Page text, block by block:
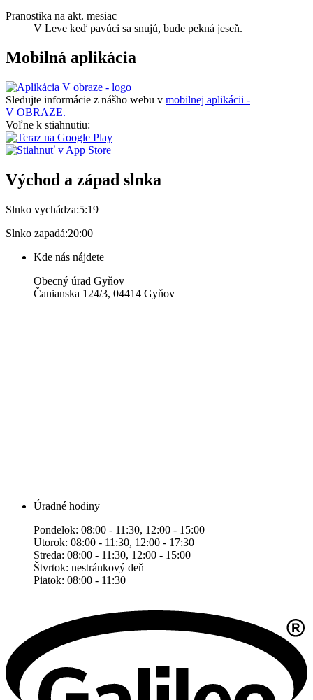
Pranostika na akt. mesiac
V Leve keď pavúci sa snujú, bude pekná jeseň.
Mobilná aplikácia
Sledujte informácie z nášho webu v mobilnej aplikácii -
V OBRAZE.
Voľne k stiahnutiu:
Východ a západ slnka
Slnko vychádza:5:19
Slnko zapadá:20:00
Kde nás nájdete
Obecný úrad Gyňov
Čanianska 124/3, 04414 Gyňov
Úradné hodiny
Pondelok: 08:00 - 11:30, 12:00 - 15:00
Utorok: 08:00 - 11:30, 12:00 - 17:30
Streda: 08:00 - 11:30, 12:00 - 15:00
Štvrtok: nestránkový deň
Piatok: 08:00 - 11:30